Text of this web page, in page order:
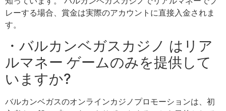
レーする場合、賞金は実際のアカウントに直接入金されま
す。
・バルカンベガスカジノ はリア
ルマネー ゲームのみを提供して
いますか?
バルカンベガスのオンラインカジノプロモーションは、初